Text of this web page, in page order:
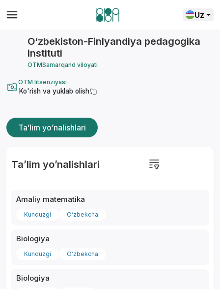
Uz
O‘zbekiston-Finlyandiya pedagogika
instituti
OTMSamarqand viloyati
OTM litsenziyasi
Ko'rish va yuklab olish
Ta’lim yo’nalishlari
Ta’lim yo’nalishlari
Amaliy matematika
Kunduzgi O‘zbekcha
Biologiya
Kunduzgi O‘zbekcha
Biologiya